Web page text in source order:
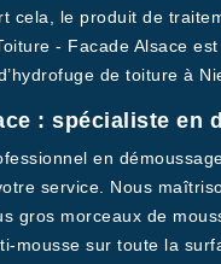
cela, le produit de
- Facade Alsace
de toiture à
: spécialiste en
en
service. Nous
gros morceaux de
mousse sur toute la